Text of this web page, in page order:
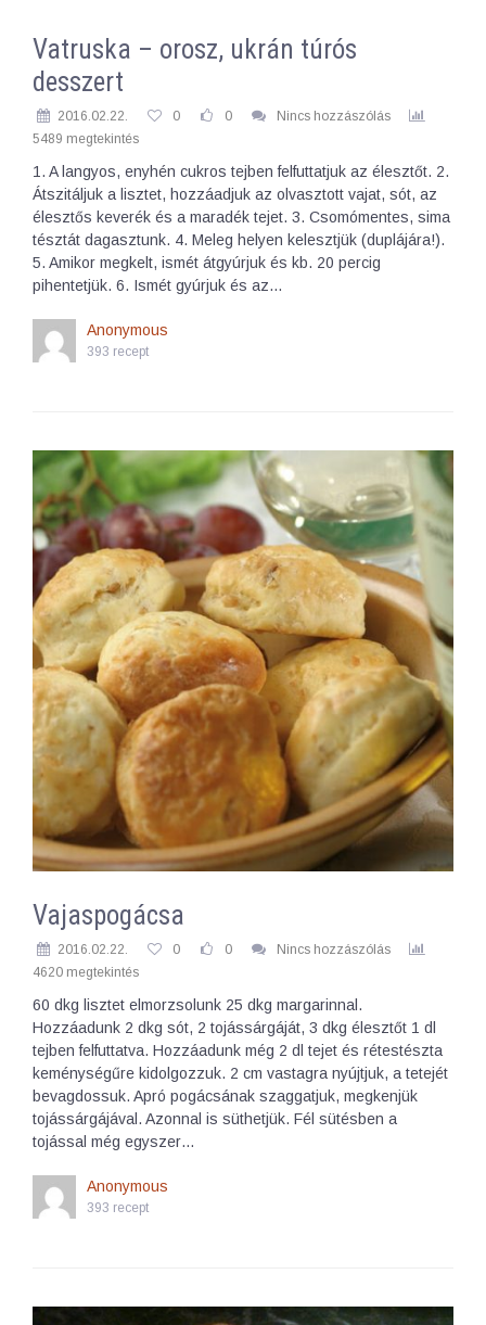
Vatruska – orosz, ukrán túrós
desszert
2016.02.22. 0 0
Nincs hozzászólás
5489 megtekintés
1. A langyos, enyhén cukros tejben felfuttatjuk az élesztőt. 2.
Átszitáljuk a lisztet, hozzáadjuk az olvasztott vajat, sót, az
élesztős keverék és a maradék tejet. 3. Csomómentes, sima
tésztát dagasztunk. 4. Meleg helyen kelesztjük (duplájára!).
5. Amikor megkelt, ismét átgyúrjuk és kb. 20 percig
pihentetjük. 6. Ismét gyúrjuk és az…
Anonymous
393 recept
Vajaspogácsa
2016.02.22. 0 0
Nincs hozzászólás
4620 megtekintés
60 dkg lisztet elmorzsolunk 25 dkg margarinnal.
Hozzáadunk 2 dkg sót, 2 tojássárgáját, 3 dkg élesztőt 1 dl
tejben felfuttatva. Hozzáadunk még 2 dl tejet és rétestészta
keménységűre kidolgozzuk. 2 cm vastagra nyújtjuk, a tetejét
bevagdossuk. Apró pogácsának szaggatjuk, megkenjük
tojássárgájával. Azonnal is süthetjük. Fél sütésben a
tojással még egyszer…
Anonymous
393 recept